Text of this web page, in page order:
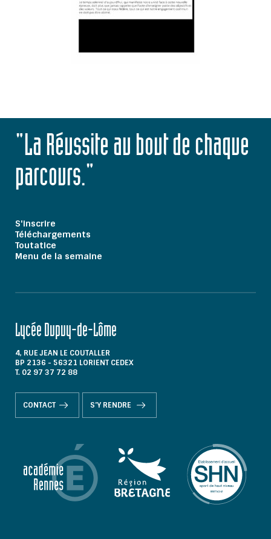
"La Réussite au bout de chaque
parcours."
S'inscrire
Téléchargements
Toutatice
Menu de la semaine
Lycée Dupuy-de-Lôme
4, RUE JEAN LE COUTALLER
BP 2136 - 56321 LORIENT CEDEX
T. 02 97 37 72 88
CONTACT S'Y RENDRE